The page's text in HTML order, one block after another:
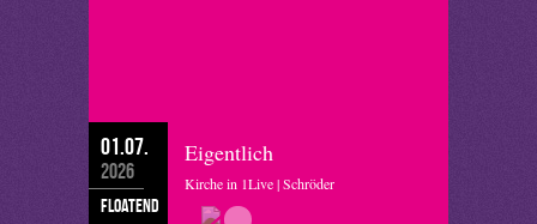
01.07.
2026
floatend
Eigentlich
Kirche in 1Live | Schröder